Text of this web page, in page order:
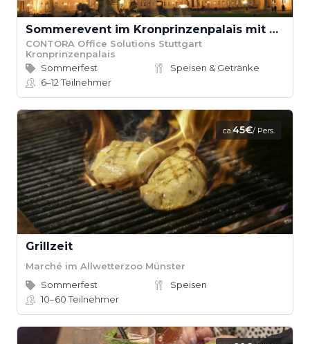
Sommerevent im Kronprinzenpalais mit Terrassennutzung
CONTORA Office Solutions Stuttgart
Kronprinzenpalais
Sommerfest
Speisen & Getränke
6–12Teilnehmer
ca.45€/ Pers.
Grillzeit
Marché im Allwetterzoo Münster
Sommerfest
Speisen
10–60Teilnehmer